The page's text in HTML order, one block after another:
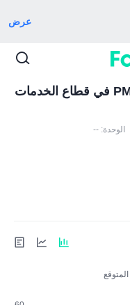
عرض
روسيا مؤشر مديري المشتريات PMI في قطاع الخدمات
الوحدة: --
المتوقع